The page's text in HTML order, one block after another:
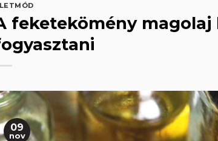
feketekömény magolaj
09
nov